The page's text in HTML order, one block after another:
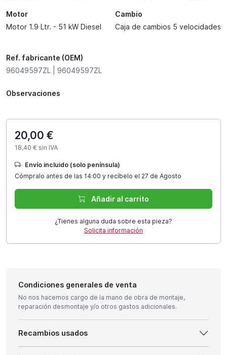
Motor
Motor 1.9 Ltr. - 51 kW Diesel
Cambio
Caja de cambios 5 velocidades
Ref. fabricante (OEM)
96049597ZL | 96049597ZL
Observaciones
20,00 €
18,40 € sin IVA
Envío incluido (solo península)
Cómpralo antes de las 14:00 y recíbelo el 27 de Agosto
Añadir al carrito
¿Tienes alguna duda sobre esta pieza?
Solicita información
Condiciones generales de venta
No nos hacemos cargo de la mano de obra de montaje,
reparación desmontaje y/o otros gastos adicionales.
Recambios usados